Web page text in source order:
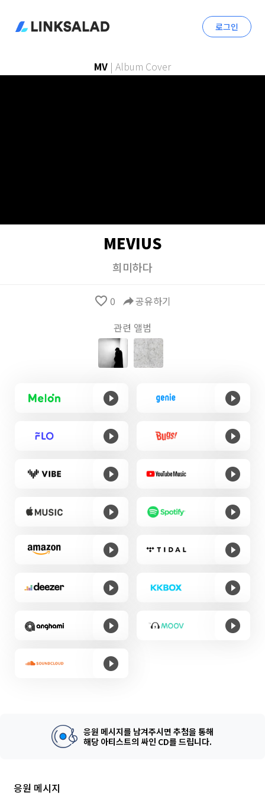
로그인
MV | Album Cover
MEVIUS
희미하다
favorite_border 0 reply공유하기
관련 앨범
응원 메시지를 남겨주시면 추첨을 통해
해당 아티스트의 싸인 CD를 드립니다.
응원 메시지